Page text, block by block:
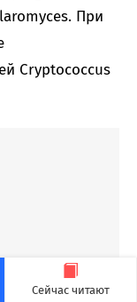
Сейчас читают
При
Cryptococcus